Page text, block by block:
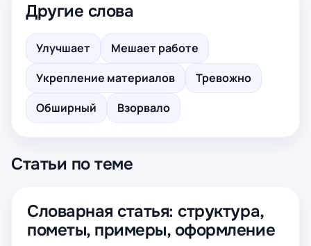
Другие слова
Улучшает
Мешает работе
Укрепление материалов
Тревожно
Обширный
Взорвало
Статьи по теме
Словарная статья: структура,
пометы, примеры, оформление